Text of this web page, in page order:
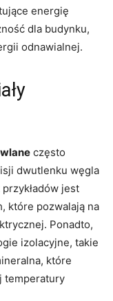
energię
dla⁤ budynku,
​odnawialnej.
⁣często
dwutlenku węgla
jest
które ‌pozwalają na
Ponadto,
izolacyjne, takie‍
które
temperatury